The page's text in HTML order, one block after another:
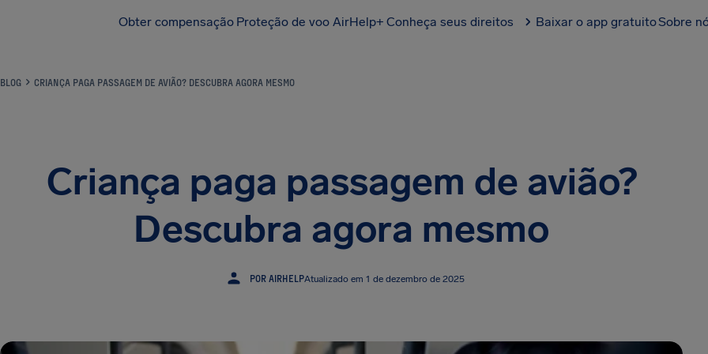
Obter compensação Proteção de voo AirHelp+ Conheça seus direitos Baixar o app gratuitoSobre
BLOG CRIANÇA PAGA PASSAGEM DE AVIÃO? DESCUBRA AGORA MESMO
Criança paga passagem de avião?
Descubra agora mesmo
POR AIRHELPAtualizado em 1 de dezembro de 2025